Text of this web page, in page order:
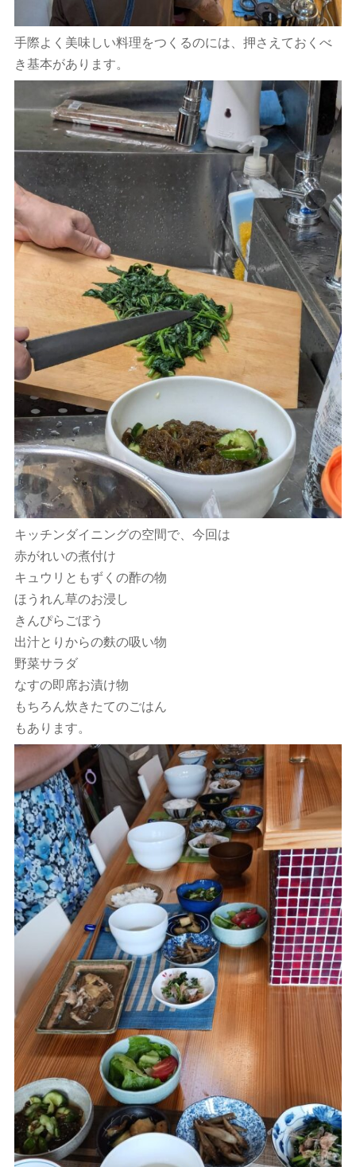
手際よく美味しい料理をつくるのには、押さえておくべ
き基本があります。
キッチンダイニングの空間で、今回は
赤がれいの煮付け
キュウリともずくの酢の物
ほうれん草のお浸し
きんぴらごぼう
出汁とりからの麩の吸い物
野菜サラダ
なすの即席お漬け物
もちろん炊きたてのごはん
もあります。